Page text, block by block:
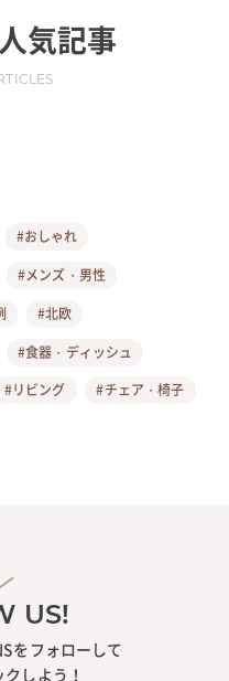
気記事
#おしゃれ
#メンズ・男性
#北欧
#食器・ディッシュ
#リビング
#チェア・椅子
US!
をフォローして
しよう！